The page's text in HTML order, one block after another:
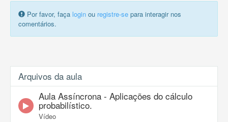
Por favor, faça login ou registre-se para interagir nos
comentários.
Arquivos da aula
Aula Assíncrona - Aplicações do cálculo
probabilístico.
Vídeo